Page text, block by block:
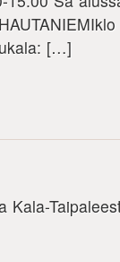
[…]
Kala-